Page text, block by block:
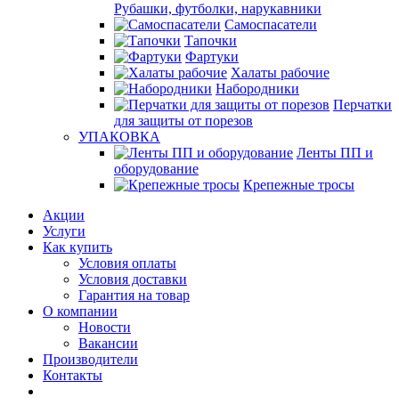
Рубашки, футболки, нарукавники
Самоспасатели
Тапочки
Фартуки
Халаты рабочие
Набородники
Перчатки
для защиты от порезов
УПАКОВКА
Ленты ПП и
оборудование
Крепежные тросы
Акции
Услуги
Как купить
Условия оплаты
Условия доставки
Гарантия на товар
О компании
Новости
Вакансии
Производители
Контакты